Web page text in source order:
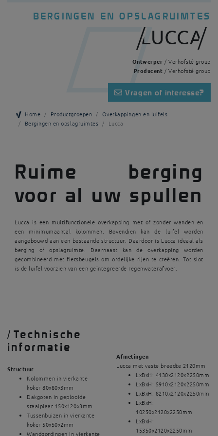
BERGINGEN EN OPSLAGRUIMTES
LUCCA
Ontwerper / Verhofsté group
Producent / Verhofsté group
Vragen of interesse?
Home Productgroepen
Overkappingen en luifels
Bergingen en opslagruimtes
Lucca
Ruime berging
voor al uw spullen
Lucca is een multifunctionele overkapping met of zonder wanden en
een minimumaantal kolommen. Bovendien kan de luifel worden
aangebouwd aan een bestaande structuur. Daardoor is Lucca ideaal als
berging of opslagruimte. Daarnaast kan de overkapping worden
gecombineerd met fietsbeugels om ordelijke rijen te creëren. Tot slot
is de luifel voorzien van een geïntegreerde regenwaterafvoer.
/ Technische
informatie
Structuur
Kolommen in vierkante
koker 80x80x3mm
Dakgoten in geplooide
staalplaat 150x120x3mm
Tussenbuizen in vierkante
koker 50x50x2mm
Wandgordingen in vierkante
Afmetingen
Lucca met vaste breedte 2120mm
LxBxH: 4130x2120x2250mm
LxBxH: 5910x2120x2250mm
LxBxH: 8210x2120x2250mm
LxBxH:
10250x2120x2250mm
LxBxH:
15350x2120x2250mm